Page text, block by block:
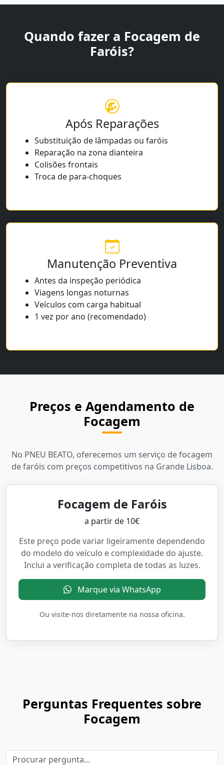
Quando fazer a Focagem de
Faróis?
Após Reparações
Substituição de lâmpadas ou faróis
Reparação na zona dianteira
Colisões frontais
Troca de para-choques
Manutenção Preventiva
Antes da inspeção periódica
Viagens longas noturnas
Veículos com carga habitual
1 vez por ano (recomendado)
Preços e Agendamento de
Focagem
No PNEU BEATO, oferecemos um serviço de focagem
de faróis com preços competitivos na Grande Lisboa.
Focagem de Faróis
a partir de 10€
Este preço pode variar ligeiramente dependendo
do modelo do veículo e complexidade do ajuste.
Inclui a verificação completa de todas as luzes.
Marque via WhatsApp
Ou visite-nos diretamente na nossa oficina.
Perguntas Frequentes sobre
Focagem